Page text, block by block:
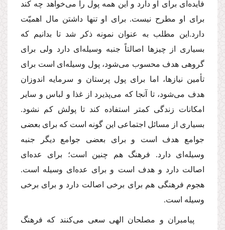
فایده‌اى براى او دارد و این همه پول را‌ مى‌خواهد چه كند
براى او مطرح نیست. براى او تنها داشتن مال اهمیّت
دارد.این مطلب به عنوان نمونه ذكر شد تا بدانیم كه
بسیارى از چیزها اصالتاً جنبه وسیله‌اى دارد ولى براى
گروهى هدف محسوب‌ مى‌شود، پول وسیله‌اى است براى
تأمین نیازها، اما براى پول پرستان و سرمایه اندوزان
هدف‌ مى‌شود، تا آنجا كه‌ مى‌پذیرد از غذا و لباس و سایر
امكانات زندگى كمتر استفاده كند تا پولش كم نشود.
بسیارى از مسائل اجتماعى این گونه است كه براى بعضى
جوامع هدف است و براى بعضى جوامع دیگر جنبه
وسیله‌اى دارد. فرهنگ هم چنین است؛ براى عده‌اى
اصالت دارد و هدف است و براى عده‌اى وسیله است.
هجوم فرهنگى هم براى برخى اصالت دارد و براى برخى
وسیله است.
پیامبران و مصلحان الهى سعى‌ مى‌كنند كه فرهنگ